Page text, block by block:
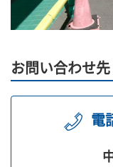
お問い合わせ先
電